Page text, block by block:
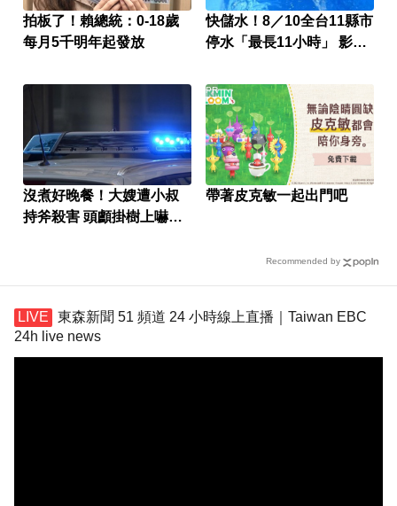
拍板了！賴總統：0-18歲
每月5千明年起發放
快儲水！8／10全台11縣市
停水「最長11小時」 影響
沒煮好晚餐！大嫂遭小叔
持斧殺害 頭顱掛樹上嚇壞
帶著皮克敏一起出門吧
PR
Recommended by
東森新聞 51 頻道 24 小時線上直播｜Taiwan EBC
24h live news